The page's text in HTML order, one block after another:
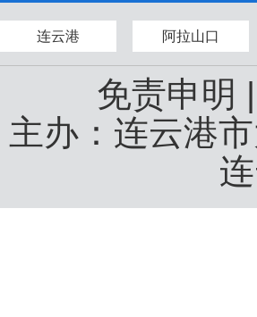
连云港 阿拉山口
免责申明 |
主办：连云港